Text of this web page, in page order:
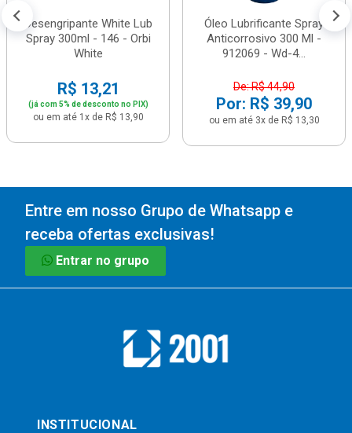
Desengripante White Lub
Spray 300ml - 146 - Orbi
White
R$ 13,21
(já com 5% de desconto no PIX)
ou em até 1x de R$ 13,90
Óleo Lubrificante Spray
Anticorrosivo 300 Ml -
912069 - Wd-4...
De: R$ 44,90
Por: R$ 39,90
ou em até 3x de R$ 13,30
Entre em nosso Grupo de Whatsapp e
receba ofertas exclusivas!
Entrar no grupo
INSTITUCIONAL